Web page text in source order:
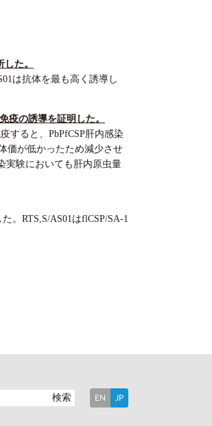
た。
は抗体を最も高く誘導し
疫の誘導を証明した。
すると、PbPfCSP肝内感染
価が低かったため減少させ
実験においても肝内原虫量
。RTS,S/AS01はflCSP/SA-1
検索 EN JP